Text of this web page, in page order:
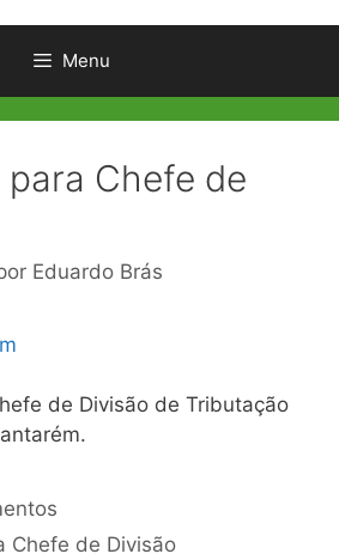
Menu
Chefe de
Eduardo Brás
de Divisão de Tributação
Chefe de Divisão